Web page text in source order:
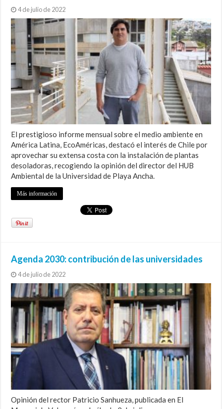
4 de julio de 2022
El prestigioso informe mensual sobre el medio ambiente en
América Latina, EcoAméricas, destacó el interés de Chile por
aprovechar su extensa costa con la instalación de plantas
desoladoras, recogiendo la opinión del director del HUB
Ambiental de la Universidad de Playa Ancha.
Más información
Agenda 2030: contribución de las universidades
4 de julio de 2022
Opinión del rector Patricio Sanhueza, publicada en El